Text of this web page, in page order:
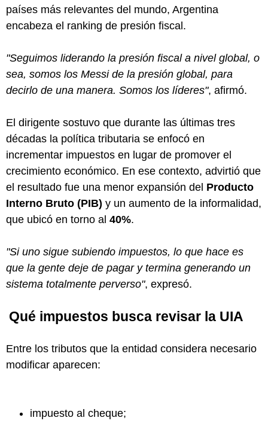
países más relevantes del mundo, Argentina
encabeza el ranking de presión fiscal.
"Seguimos liderando la presión fiscal a nivel global, o
sea, somos los Messi de la presión global, para
decirlo de una manera. Somos los líderes", afirmó.
El dirigente sostuvo que durante las últimas tres
décadas la política tributaria se enfocó en
incrementar impuestos en lugar de promover el
crecimiento económico. En ese contexto, advirtió que
el resultado fue una menor expansión del Producto
Interno Bruto (PIB) y un aumento de la informalidad,
que ubicó en torno al 40%.
"Si uno sigue subiendo impuestos, lo que hace es
que la gente deje de pagar y termina generando un
sistema totalmente perverso", expresó.
Qué impuestos busca revisar la UIA
Entre los tributos que la entidad considera necesario
modificar aparecen:
impuesto al cheque;